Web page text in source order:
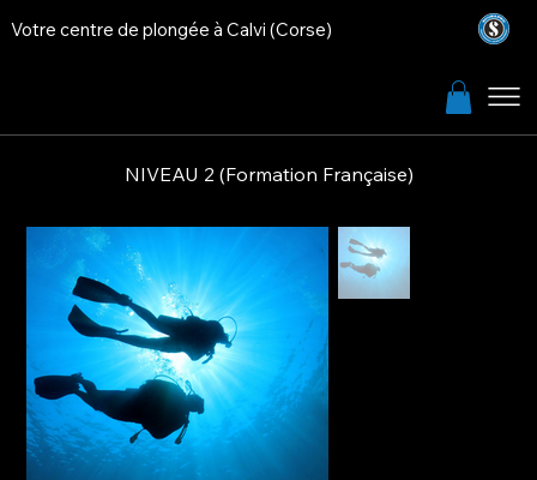
Votre centre de plongée à Calvi (Corse)
NIVEAU 2 (Formation Française)